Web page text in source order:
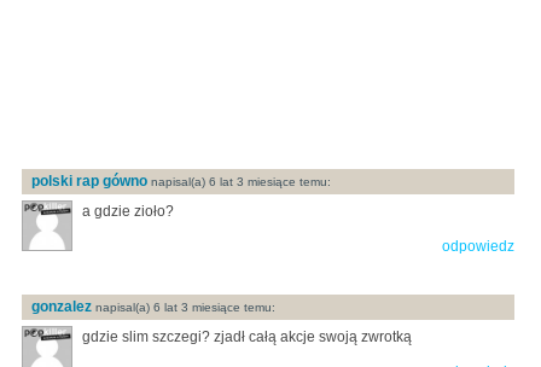
polski rap gówno napisal(a) 6 lat 3 miesiące temu:
a gdzie zioło?
odpowiedz
gonzalez napisal(a) 6 lat 3 miesiące temu:
gdzie slim szczegi? zjadł całą akcje swoją zwrotką